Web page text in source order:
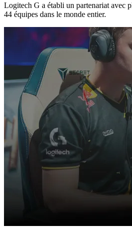
Logitech G a établi un partenariat avec
44 équipes dans le monde entier.